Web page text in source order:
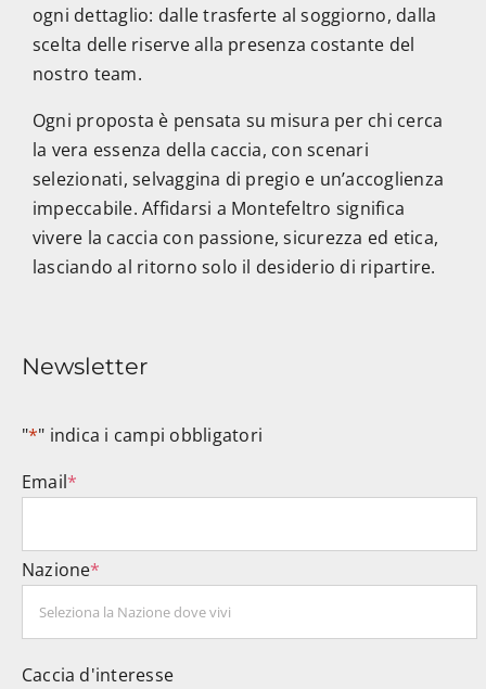
ogni dettaglio: dalle trasferte al soggiorno, dalla
scelta delle riserve alla presenza costante del
nostro team.
Ogni proposta è pensata su misura per chi cerca
la vera essenza della caccia, con scenari
selezionati, selvaggina di pregio e un’accoglienza
impeccabile. Affidarsi a Montefeltro significa
vivere la caccia con passione, sicurezza ed etica,
lasciando al ritorno solo il desiderio di ripartire.
Newsletter
"*" indica i campi obbligatori
Email*
Nazione*
Caccia d'interesse